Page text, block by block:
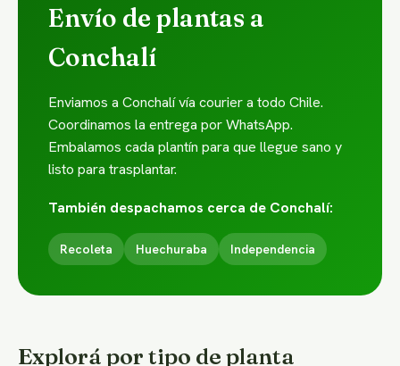
Envío de plantas a
Conchalí
Enviamos a Conchalí vía courier a todo Chile.
Coordinamos la entrega por WhatsApp.
Embalamos cada plantín para que llegue sano y
listo para trasplantar.
También despachamos cerca de Conchalí:
Recoleta Huechuraba Independencia
Explorá por tipo de planta